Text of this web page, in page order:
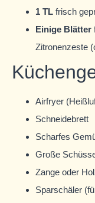
1 TL frisch
Einige Blätter
Zitronenzeste
Airfryer
Schneidebrett
Scharfes
Große
Zange oder
Sparschäler